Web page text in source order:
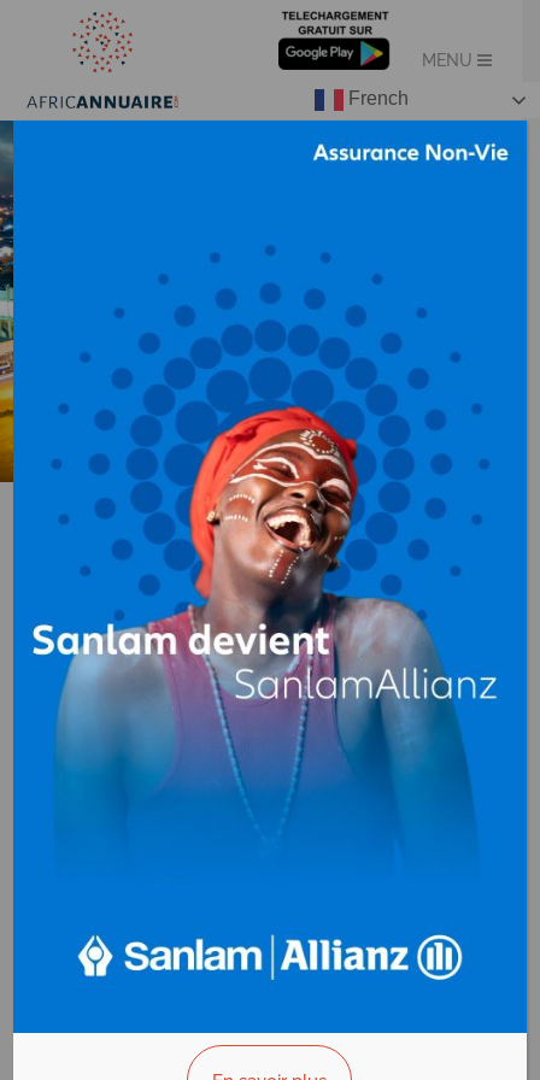
BE TECH
Electricité (entreprises)
Plomberie (entreprises),
Froid - Climatisation
(entreprises)
ZI Oloumi (face Garep)
B.P. 8310 Libreville
Gabon
+(241)065 654 100
French